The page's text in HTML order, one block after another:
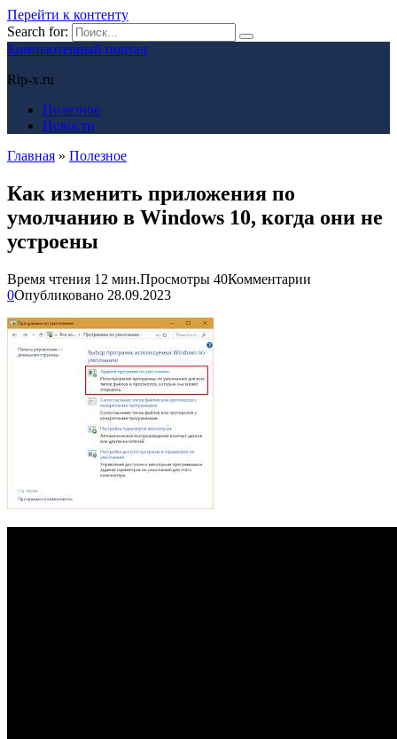
Перейти к контенту
Search for:
Компьютерный портал
Rip-x.ru
Полезное
Новости
Главная » Полезное
Как изменить приложения по
умолчанию в Windows 10, когда они не
устроены
Время чтения 12 мин.Просмотры 40Комментарии
0Опубликовано 28.09.2023